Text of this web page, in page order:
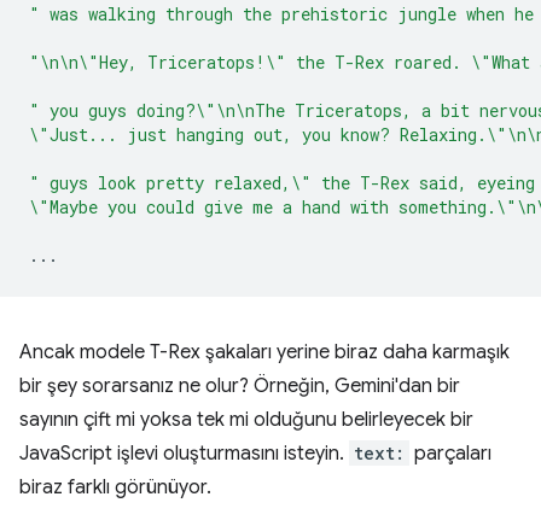
" was walking through the prehistoric jungle when
"\n\n\"Hey, Triceratops!\" the T-Rex roared. \"What
" you guys doing?\"\n\nThe Triceratops, a bit
\"Just... just hanging out, you know?
" guys look pretty relaxed,\" the T-Rex said,
\"Maybe you could give me a hand with
...
Ancak modele T-Rex şakaları yerine biraz daha karmaşık
bir şey sorarsanız ne olur? Örneğin, Gemini'dan bir
sayının çift mi yoksa tek mi olduğunu belirleyecek bir
JavaScript işlevi oluşturmasını isteyin. text: parçaları
biraz farklı görünüyor.